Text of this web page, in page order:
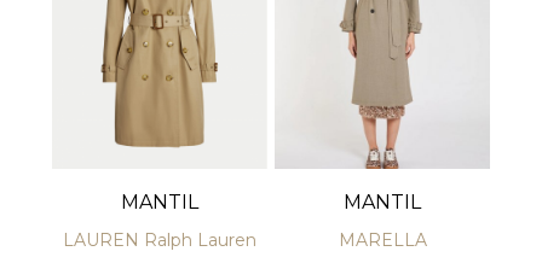
MANTIL
LAUREN Ralph Lauren
MANTIL
MARELLA